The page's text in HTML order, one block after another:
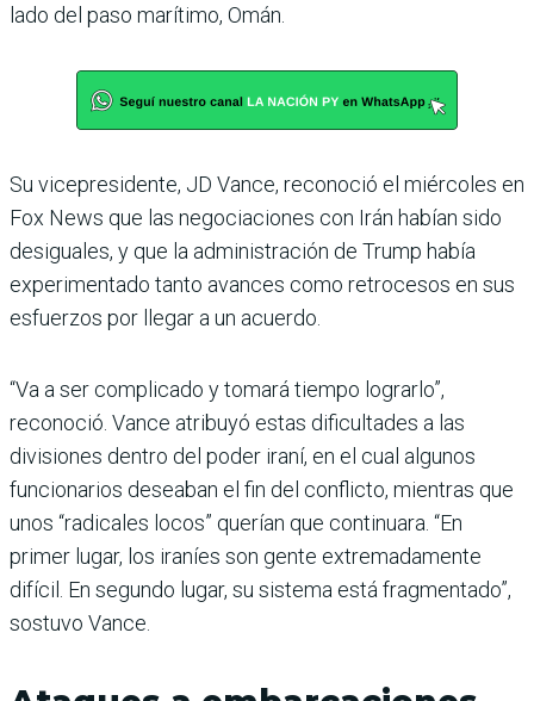
lado del paso marítimo, Omán.
Su vicepresidente, JD Vance, reconoció el miércoles en
Fox News que las negociaciones con Irán habían sido
desiguales, y que la administración de Trump había
experimentado tanto avances como retrocesos en sus
esfuerzos por llegar a un acuerdo.
“Va a ser complicado y tomará tiempo lograrlo”,
reconoció. Vance atribuyó estas dificultades a las
divisiones dentro del poder iraní, en el cual algunos
funcionarios deseaban el fin del conflicto, mientras que
unos “radicales locos” querían que continuara. “En
primer lugar, los iraníes son gente extremadamente
difícil. En segundo lugar, su sistema está fragmentado”,
sostuvo Vance.